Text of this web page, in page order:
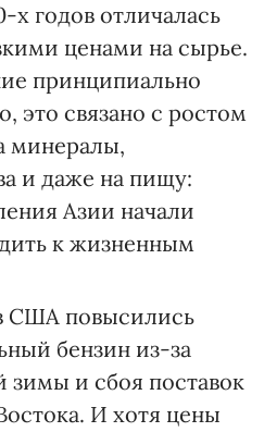
х годов отличалась
ценами на сырье.
принципиально
это связано с ростом
минералы,
и даже на пищу:
Азии начали
к жизненным
США повысились
бензин из-за
зимы и сбоя поставок
И хотя цены